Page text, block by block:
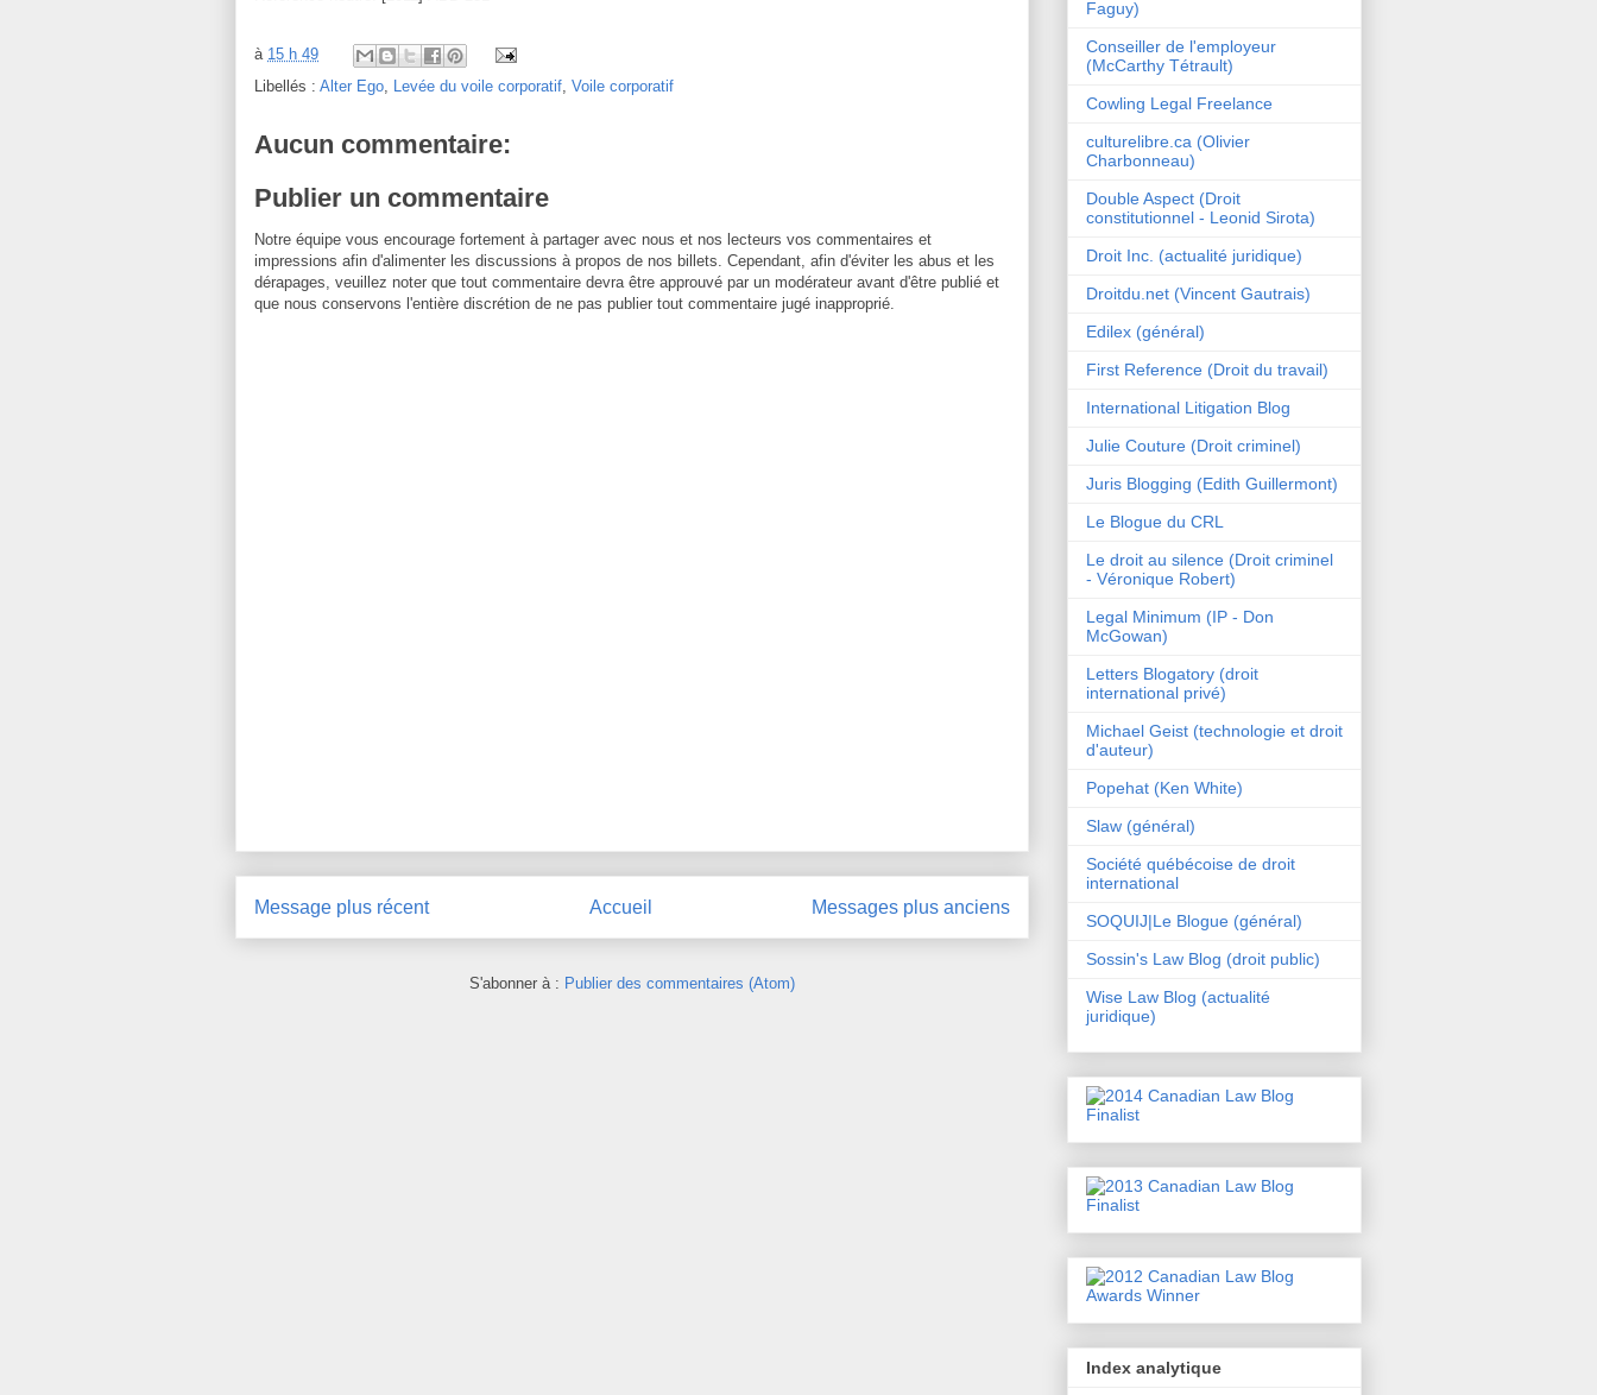
à 15 h 49
Libellés : Alter Ego Levée du voile corporatif Voile corporatif
Aucun commentaire:
Publier un commentaire
Notre équipe vous encourage fortement à partager avec nous et nos lecteurs vos commentaires et
impressions afin d'alimenter les discussions à propos de nos billets. Cependant, afin d'éviter les abus et les
dérapages, veuillez noter que tout commentaire devra être approuvé par un modérateur avant d'être publié et
que nous conservons l'entière discrétion de ne pas publier tout commentaire jugé inapproprié.
Message plus récent Messages plus anciens
Accueil
S'abonner à : Publier des commentaires (Atom)
Faguy)
Conseiller de l'employeur
(McCarthy Tétrault)
Cowling Legal Freelance
culturelibre.ca (Olivier
Charbonneau)
Double Aspect (Droit
constitutionnel - Leonid Sirota)
Droit Inc. (actualité juridique)
Droitdu.net (Vincent Gautrais)
Edilex (général)
First Reference (Droit du travail)
International Litigation Blog
Julie Couture (Droit criminel)
Juris Blogging (Edith Guillermont)
Le Blogue du CRL
Le droit au silence (Droit criminel
- Véronique Robert)
Legal Minimum (IP - Don
McGowan)
Letters Blogatory (droit
international privé)
Michael Geist (technologie et droit
d'auteur)
Popehat (Ken White)
Slaw (général)
Société québécoise de droit
international
SOQUIJ|Le Blogue (général)
Sossin's Law Blog (droit public)
Wise Law Blog (actualité
juridique)
Index analytique